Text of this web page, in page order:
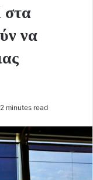
στα
να
2 minutes read